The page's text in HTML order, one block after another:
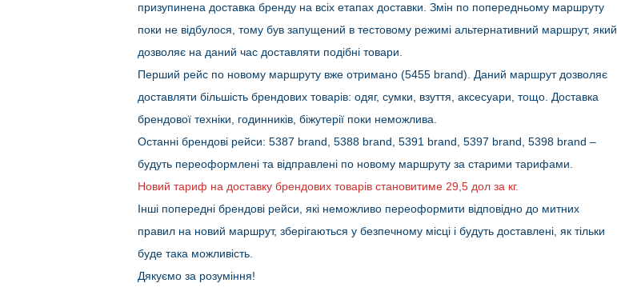
призупинена доставка бренду на всіх етапах доставки. Змін по попередньому маршруту
поки не відбулося, тому був запущений в тестовому режимі альтернативний маршрут, який
дозволяє на даний час доставляти подібні товари.
Перший рейс по новому маршруту вже отримано (5455 brand). Даний маршрут дозволяє
доставляти більшість брендових товарів: одяг, сумки, взуття, аксесуари, тощо. Доставка
брендової техніки, годинників, біжутерії поки неможлива.
Останні брендові рейси: 5387 brand, 5388 brand, 5391 brand, 5397 brand, 5398 brand –
будуть переоформлені та відправлені по новому маршруту за старими тарифами.
Новий тариф на доставку брендових товарів становитиме 29,5 дол за кг.
Інші попередні брендові рейси, які неможливо переоформити відповідно до митних
правил на новий маршрут, зберігаються у безпечному місці і будуть доставлені, як тільки
буде така можливість.
Дякуємо за розуміння!